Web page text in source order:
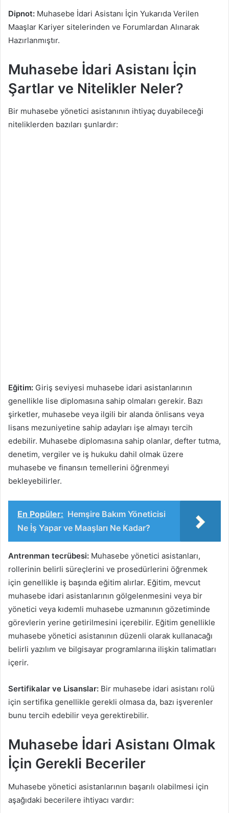
Dipnot: Muhasebe İdari Asistanı İçin Yukarıda Verilen
Maaşlar Kariyer sitelerinden ve Forumlardan Alınarak
Hazırlanmıştır.
Muhasebe İdari Asistanı İçin
Şartlar ve Nitelikler Neler?
Bir muhasebe yönetici asistanının ihtiyaç duyabileceği
niteliklerden bazıları şunlardır:
Eğitim: Giriş seviyesi muhasebe idari asistanlarının
genellikle lise diplomasına sahip olmaları gerekir. Bazı
şirketler, muhasebe veya ilgili bir alanda önlisans veya
lisans mezuniyetine sahip adayları işe almayı tercih
edebilir. Muhasebe diplomasına sahip olanlar, defter tutma,
denetim, vergiler ve iş hukuku dahil olmak üzere
muhasebe ve finansın temellerini öğrenmeyi
bekleyebilirler.
En Popüler: Hemşire Bakım Yöneticisi
Ne İş Yapar ve Maaşları Ne Kadar?
Antrenman tecrübesi: Muhasebe yönetici asistanları,
rollerinin belirli süreçlerini ve prosedürlerini öğrenmek
için genellikle iş başında eğitim alırlar. Eğitim, mevcut
muhasebe idari asistanlarının gölgelenmesini veya bir
yönetici veya kıdemli muhasebe uzmanının gözetiminde
görevlerin yerine getirilmesini içerebilir. Eğitim genellikle
muhasebe yönetici asistanının düzenli olarak kullanacağı
belirli yazılım ve bilgisayar programlarına ilişkin talimatları
içerir.
Sertifikalar ve Lisanslar: Bir muhasebe idari asistanı rolü
için sertifika genellikle gerekli olmasa da, bazı işverenler
bunu tercih edebilir veya gerektirebilir.
Muhasebe İdari Asistanı Olmak
İçin Gerekli Beceriler
Muhasebe yönetici asistanlarının başarılı olabilmesi için
aşağıdaki becerilere ihtiyacı vardır: